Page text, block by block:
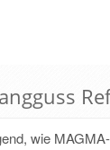
Deutschland
wie